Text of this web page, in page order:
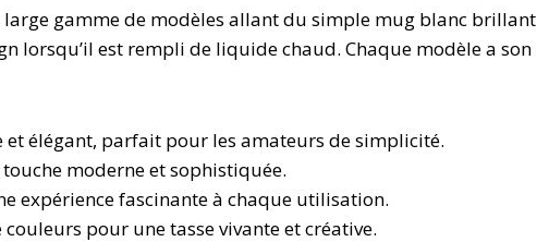
gamme de modèles allant du simple mug blanc brillant
lorsqu’il est rempli de liquide chaud. Chaque modèle a son
et élégant, parfait pour les amateurs de simplicité.
moderne et sophistiquée.
expérience fascinante à chaque utilisation.
couleurs pour une tasse vivante et créative.